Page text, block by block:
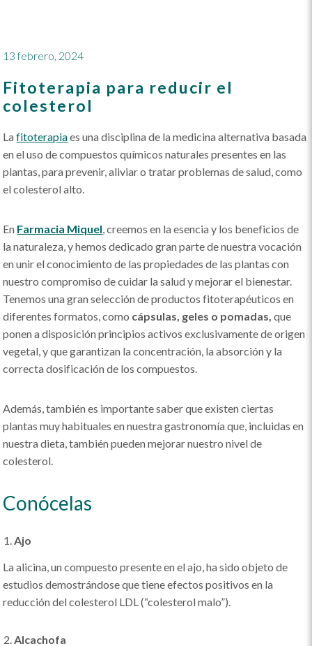
13 febrero, 2024
Fitoterapia para reducir el
colesterol
Lafitoterapiaes una disciplina de la medicina alternativa basada
en el uso de compuestos químicos naturales presentes en las
plantas, para prevenir, aliviar o tratar problemas de salud, como
el colesterol alto.
En Farmacia Miquel, creemos en la esencia y los beneficios de
la naturaleza, y hemos dedicado gran parte de nuestra vocación
en unir el conocimiento de las propiedades de las plantas con
nuestro compromiso de cuidar la salud y mejorar el bienestar.
Tenemos una gran selección de productos fitoterapéuticos en
diferentes formatos, como cápsulas, geles o pomadas, que
ponen a disposición principios activos exclusivamente de origen
vegetal, y que garantizan la concentración, la absorción y la
correcta dosificación de los compuestos.
Además, también es importante saber que existen ciertas
plantas muy habituales en nuestra gastronomía que, incluidas en
nuestra dieta, también pueden mejorar nuestro nivel de
colesterol.
Conócelas
Ajo
La alicina, un compuesto presente en el ajo, ha sido objeto de
estudios demostrándose que tiene efectos positivos en la
reducción del colesterol LDL (“colesterol malo”).
Alcachofa